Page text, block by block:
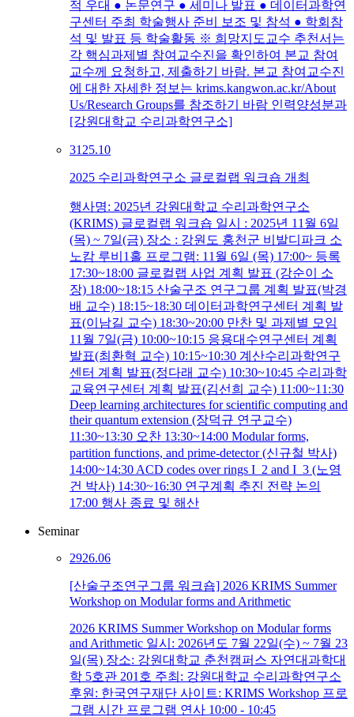
적 우대 ● 논문연구 ● 세미나 발표 ● 데이터과학연
구센터 주최 학술행사 준비 보조 및 참석 ● 학회참
석 및 발표 등 학술활동 ※ 희망지도교수 추천서는
각 핵심과제별 참여교수진을 확인하여 본교 참여
교수께 요청하고, 제출하기 바람. 본교 참여교수진
에 대한 자세한 정보는 krims.kangwon.ac.kr/About
Us/Research Groups를 참조하기 바람 인력양성분과
[강원대학교 수리과학연구소]
31 25.10
2025 수리과학연구소 글로컬랩 워크숍 개최
행사명: 2025년 강원대학교 수리과학연구소
(KRIMS) 글로컬랩 워크숍 일시 : 2025년 11월 6일
(목) ~ 7일(금) 장소 : 강원도 홍천군 비발디파크 소
노캄 루비1홀 프로그램: 11월 6일 (목) 17:00~ 등록
17:30~18:00 글로컬랩 사업 계획 발표 (강순이 소
장) 18:00~18:15 산술구조 연구그룹 계획 발표(박경
배 교수) 18:15~18:30 데이터과학연구센터 계획 발
표(이남길 교수) 18:30~20:00 만찬 및 과제별 모임
11월 7일(금) 10:00~10:15 응용대수연구센터 계획
발표(최환혁 교수) 10:15~10:30 계산수리과학연구
센터 계획 발표(정다래 교수) 10:30~10:45 수리과학
교육연구센터 계획 발표(김선희 교수) 11:00~11:30
Deep learning architectures for scientific computing and
their quantum extension (장덕규 연구교수)
11:30~13:30 오찬 13:30~14:00 Modular forms,
partition functions, and prime-detector (신규철 박사)
14:00~14:30 ACD codes over rings I_2 and I_3 (노영
건 박사) 14:30~16:30 연구계획 추진 전략 논의
17:00 행사 종료 및 해산
Seminar
2926.06
[산술구조연구그룹 워크숍] 2026 KRIMS Summer
Workshop on Modular forms and Arithmetic
2026 KRIMS Summer Workshop on Modular forms
and Arithmetic 일시: 2026년도 7월 22일(수) ~ 7월 23
일(목) 장소: 강원대학교 춘천캠퍼스 자연대과학대
학 5호관 201호 주최: 강원대학교 수리과학연구소
후원: 한국연구재단 사이트: KRIMS Workshop 프로
그램 시간 프로그램 연사 10:00 - 10:45